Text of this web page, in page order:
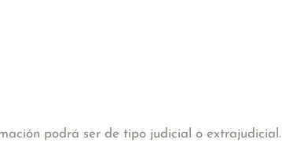
podrá ser de tipo judicial o extrajudicial.